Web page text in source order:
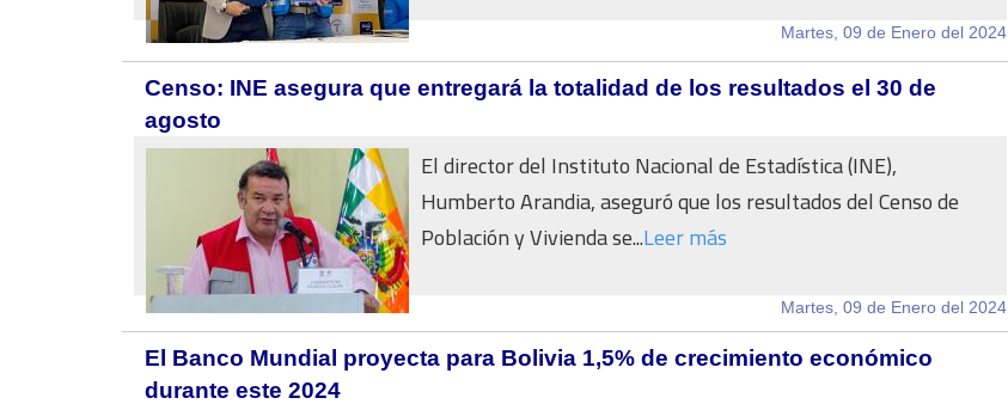
Martes, 09 de Enero del 2024
Censo: INE asegura que entregará la totalidad de los resultados el 30 de
agosto
El director del Instituto Nacional de Estadística (INE),
Humberto Arandia, aseguró que los resultados del Censo de
Población y Vivienda se...Leer más
Martes, 09 de Enero del 2024
El Banco Mundial proyecta para Bolivia 1,5% de crecimiento económico
durante este 2024